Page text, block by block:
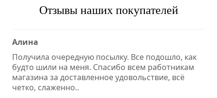
Отзывы наших покупателей
Алина
Получила очередную посылку. Все подошло, как
будто шили на меня. Спасибо всем работникам
магазина за доставленное удовольствие, всё
четко, слаженно..